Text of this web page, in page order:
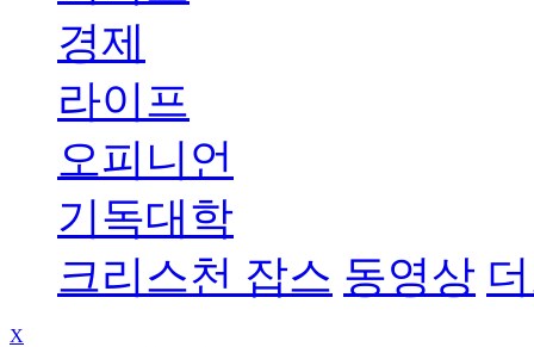
경제
라이프
오피니언
기독대학
크리스천 잡스 동영상
X